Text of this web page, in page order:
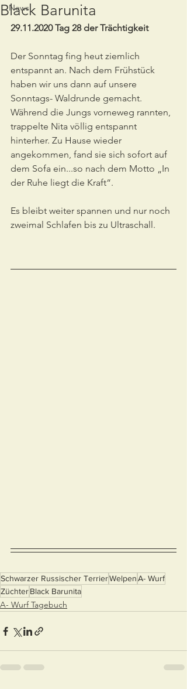
News
Black Barunita
29.11.2020 Tag 28 der Trächtigkeit
Der Sonntag fing heut ziemlich
entspannt an. Nach dem Frühstück
haben wir uns dann auf unsere
Sonntags- Waldrunde gemacht.
Während die Jungs vorneweg rannten,
trappelte Nita völlig entspannt
hinterher. Zu Hause wieder
angekommen, fand sie sich sofort auf
dem Sofa ein...so nach dem Motto „In
der Ruhe liegt die Kraft“.
Es bleibt weiter spannen und nur noch
zweimal Schlafen bis zu Ultraschall.
Schwarzer Russischer TerrierWelpenA- Wurf
ZüchterBlack Barunita
A- Wurf Tagebuch